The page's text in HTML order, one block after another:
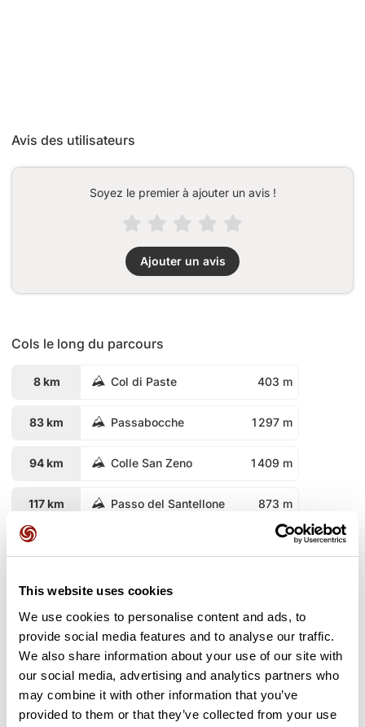
This website uses cookies
We use cookies to personalise content and ads, to
provide social media features and to analyse our traffic.
We also share information about your use of our site with
our social media, advertising and analytics partners who
may combine it with other information that you’ve
provided to them or that they’ve collected from your use
Avis des utilisateurs
Soyez le premier à ajouter un avis !
Ajouter un avis
Cols le long du parcours
8 km Col di Paste 403 m
83 km Passabocche 1 297 m
94 km Colle San Zeno 1 409 m
117 km Passo del Santellone 873 m
120 km
201 km Passo di San Rocco
247 km Goletto Gavero 1 795 m
251 km Passo di Croce Domìni 1 894 m